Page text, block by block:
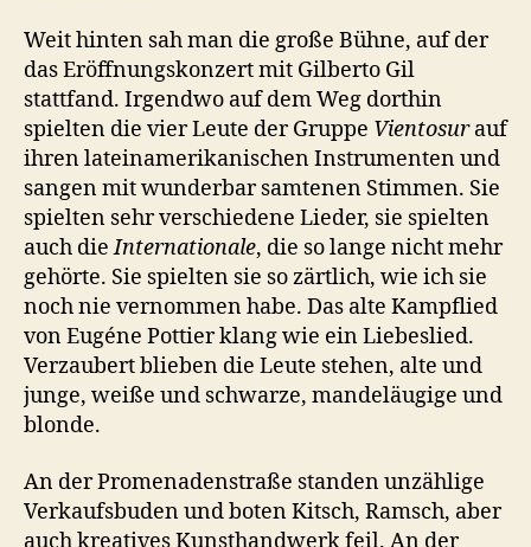
Weit hinten sah man die große Bühne, auf der
das Eröffnungskonzert mit Gilberto Gil
stattfand. Irgendwo auf dem Weg dorthin
spielten die vier Leute der Gruppe Vientosurauf
ihren lateinamerikanischen Instrumenten und
sangen mit wunderbar samtenen Stimmen. Sie
spielten sehr verschiedene Lieder, sie spielten
auch dieInternationale, die so lange nicht mehr
gehörte. Sie spielten sie so zärtlich, wie ich sie
noch nie vernommen habe. Das alte Kampflied
von Eugéne Pottier klang wie ein Liebeslied.
Verzaubert blieben die Leute stehen, alte und
junge, weiße und schwarze, mandeläugige und
blonde.
An der Promenadenstraße standen unzählige
Verkaufsbuden und boten Kitsch, Ramsch, aber
auch kreatives Kunsthandwerk feil. An der